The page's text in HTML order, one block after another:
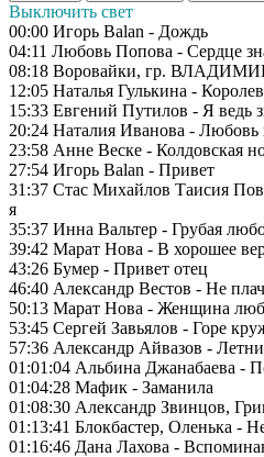
Выключить свет
00:00 Игорь Balan - Дождь
04:11 Любовь Попова - Сердце
08:18 Воровайки, гр. ВЛАДИМИР
12:05 Наталья Гулькина -
15:33 Евгений Путилов - Я ведь
20:24 Наталия Иванова - Любовь
23:58 Анне Веске - Колдовская
27:54 Игорь Balan - Привет
31:37 Стас Михайлов Таисия
я
35:37 Инна Вальтер - Грубая
39:42 Марат Нова - В хорошее
43:26 Бумер - Привет отец
46:40 Александр Вестов - Не плач
50:13 Марат Нова - Женщина
53:45 Сергей Завьялов - Горе
57:36 Александр Айвазов -
01:01:04 Альбина Джанабаева -
01:04:28 Мафик - Заманила
01:08:30 Александр Звинцов,
01:13:41 Блокбастер, Оленька -
01:16:46 Дана Лахова -